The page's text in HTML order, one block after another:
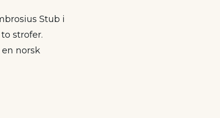
Stub i
strofer.
norsk